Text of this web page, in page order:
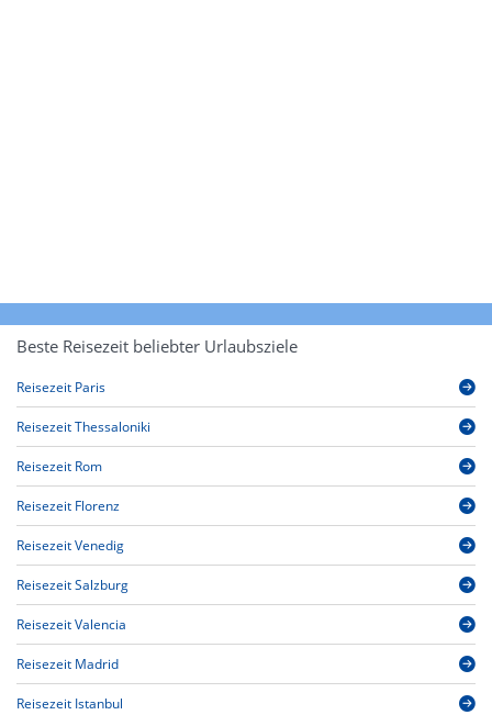
Beste Reisezeit beliebter Urlaubsziele
Reisezeit Paris
Reisezeit Thessaloniki
Reisezeit Rom
Reisezeit Florenz
Reisezeit Venedig
Reisezeit Salzburg
Reisezeit Valencia
Reisezeit Madrid
Reisezeit Istanbul